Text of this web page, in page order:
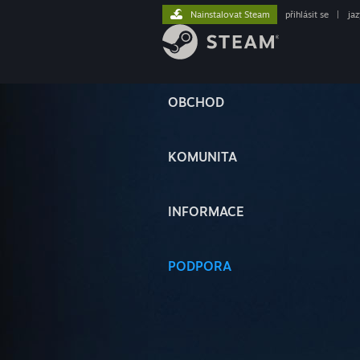
OBCHOD
KOMUNITA
INFORMACE
PODPORA
Nainstalovat Steam přihlásit se